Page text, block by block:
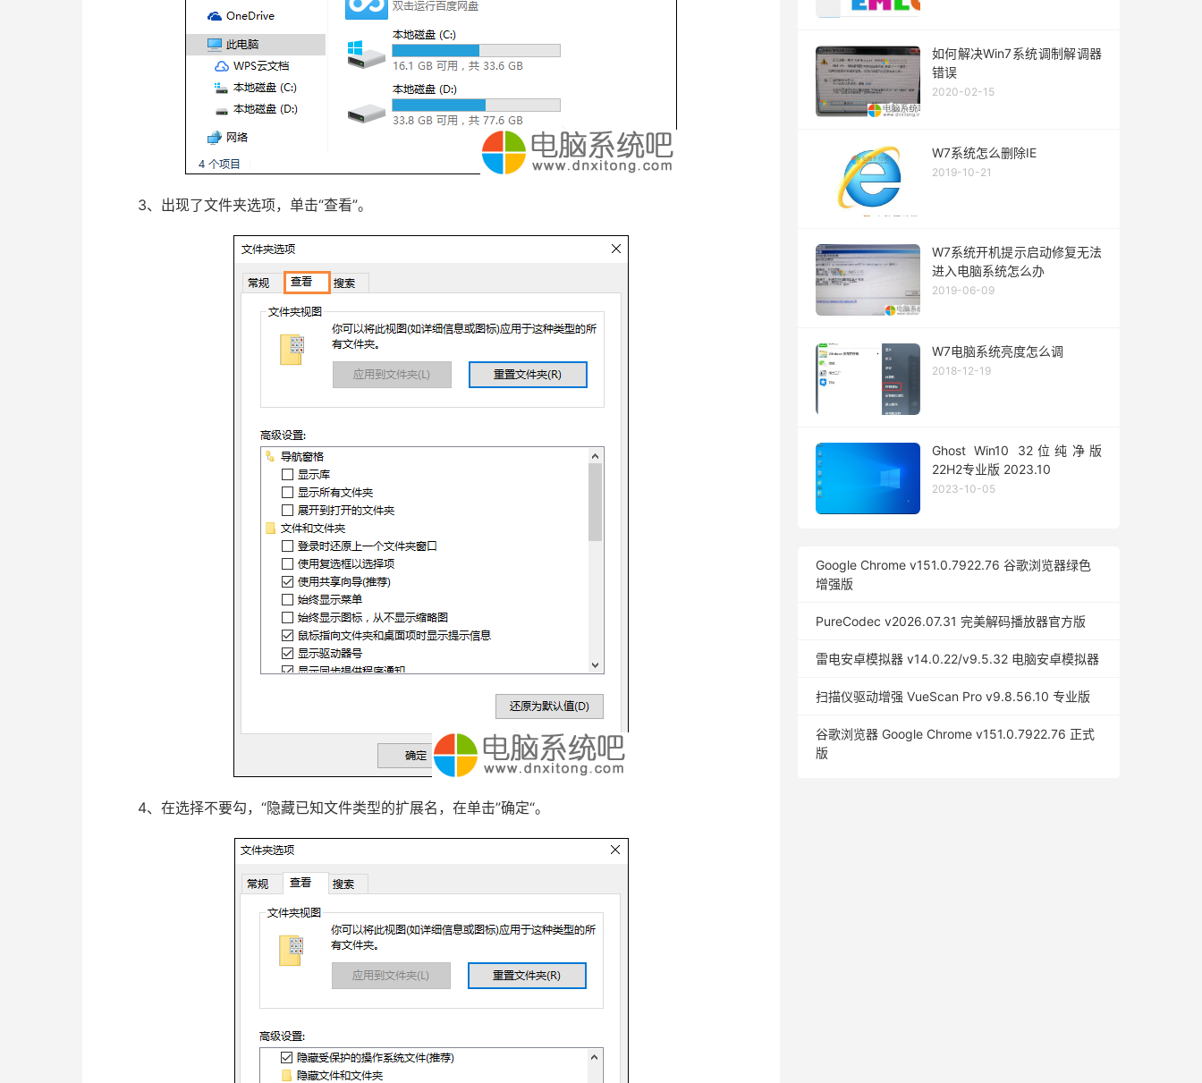
3、出现了文件夹选项，单击“查看”。
4、在选择不要勾，“隐藏已知文件类型的扩展名，在单击”确定“。
如何解决Win7系统调制解调器
错误
2020-02-15
W7系统怎么删除IE
2019-10-21
W7系统开机提示启动修复无法
进入电脑系统怎么办
2019-06-09
W7电脑系统亮度怎么调
2018-12-19
Ghost Win10 32位纯净版
22H2专业版 2023.10
2023-10-05
Google Chrome v151.0.7922.76 谷歌浏览器绿色
增强版
PureCodec v2026.07.31 完美解码播放器官方版
雷电安卓模拟器 v14.0.22/v9.5.32 电脑安卓模拟器
扫描仪驱动增强 VueScan Pro v9.8.56.10 专业版
谷歌浏览器 Google Chrome v151.0.7922.76 正式
版